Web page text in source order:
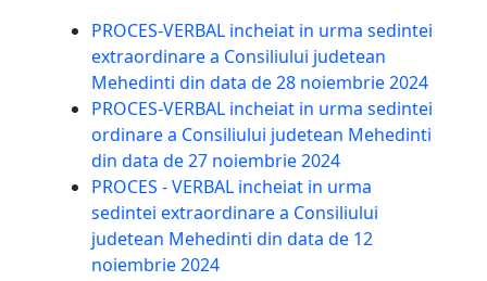
PROCES-VERBAL incheiat in urma sedintei
extraordinare a Consiliului judetean
Mehedinti din data de 28 noiembrie 2024
PROCES-VERBAL incheiat in urma sedintei
ordinare a Consiliului judetean Mehedinti
din data de 27 noiembrie 2024
PROCES - VERBAL incheiat in urma
sedintei extraordinare a Consiliului
judetean Mehedinti din data de 12
noiembrie 2024